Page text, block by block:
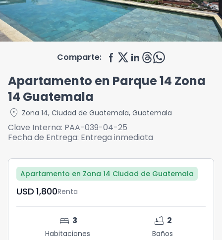
Comparte:
Apartamento en Parque 14 Zona
14 Guatemala
location_on Zona 14, Ciudad de Guatemala, Guatemala
Clave Interna: PAA-039-04-25
Fecha de Entrega: Entrega inmediata
Apartamento en Zona 14 Ciudad de Guatemala
USD	1,800Renta
bed 3
Habitaciones
bathtub 2
Baños